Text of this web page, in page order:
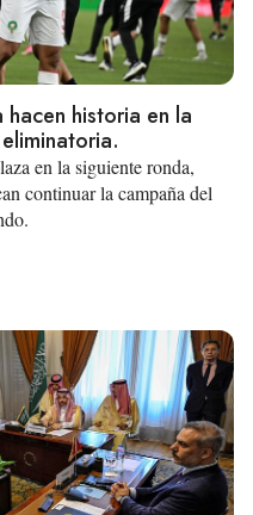
historia en la
en la siguiente ronda,
continuar la campaña del